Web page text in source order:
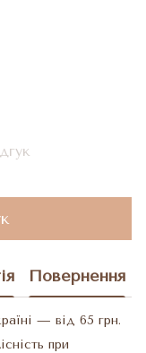
Повернення
— від 65 грн.
при